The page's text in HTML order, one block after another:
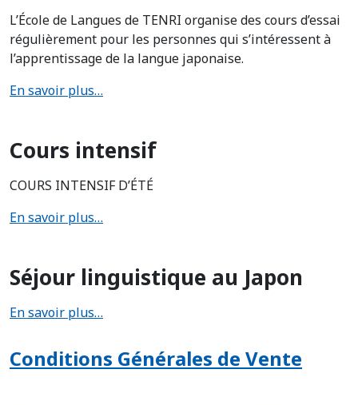
L’École de Langues de TENRI organise des cours d’essai
régulièrement pour les personnes qui s’intéressent à
l’apprentissage de la langue japonaise.
En savoir plus…
Cours intensif
COURS INTENSIF D’ÉTÉ
En savoir plus…
Séjour linguistique au Japon
En savoir plus…
Conditions Générales de Vente